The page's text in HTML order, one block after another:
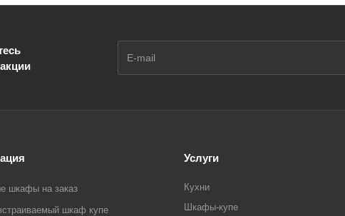
шкафы на заказ
шкаф купе
Услуги
Кухни
Шкафы-купе